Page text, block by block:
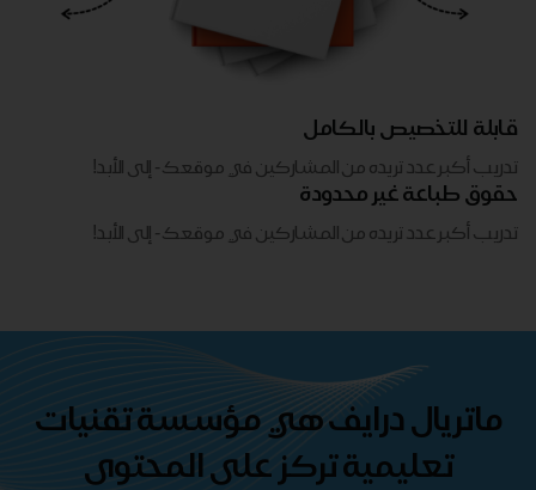
قابلة للتخصيص بالكامل
تدريب أكبر عدد تريده من المشاركين في موقعك - ​​إلى الأبد!
حقوق طباعة غير محدودة
تدريب أكبر عدد تريده من المشاركين في موقعك - ​​إلى الأبد!
ماتريال درايف هي مؤسسة تقنيات
تعليمية تركز على المحتوى